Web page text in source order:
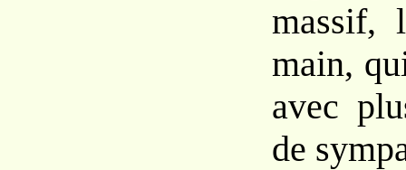
massif,
main,
avec
de